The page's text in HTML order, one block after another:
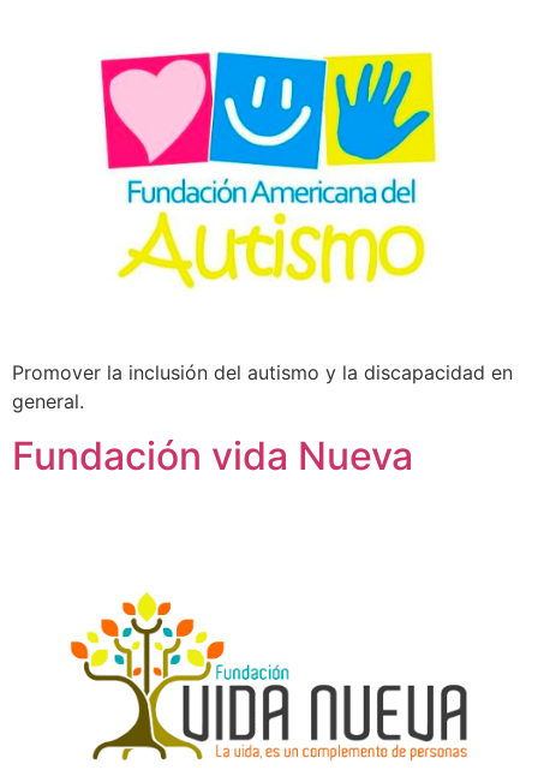
Promover la inclusión del autismo y la discapacidad en
general.
Fundación vida Nueva